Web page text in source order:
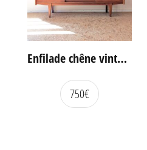
Enfilade chêne vintage portes coulissantes
750€